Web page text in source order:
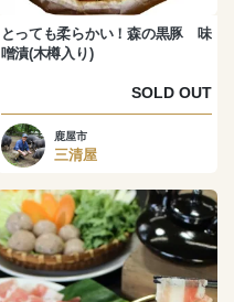
とっても柔らかい！森の黒豚 味
噌漬(木樽入り)
SOLD OUT
鹿屋市
三清屋